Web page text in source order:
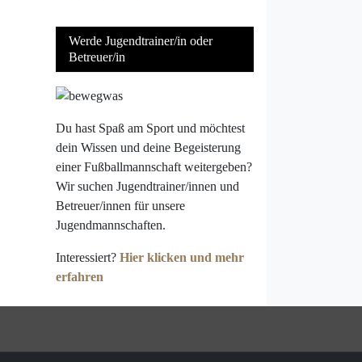
Werde Jugendtrainer/in oder
Betreuer/in
Du hast Spaß am Sport und möchtest
dein Wissen und deine Begeisterung
einer Fußballmannschaft weitergeben?
Wir suchen Jugendtrainer/innen und
Betreuer/innen für unsere
Jugendmannschaften.
Interessiert? Hier klicken und mehr
erfahren